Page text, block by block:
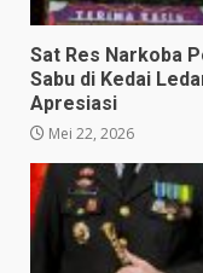
Sat Res Narkoba
Sabu di Kedai
Apresiasi
Mei 22, 2026